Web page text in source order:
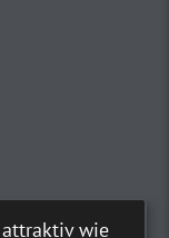
wie